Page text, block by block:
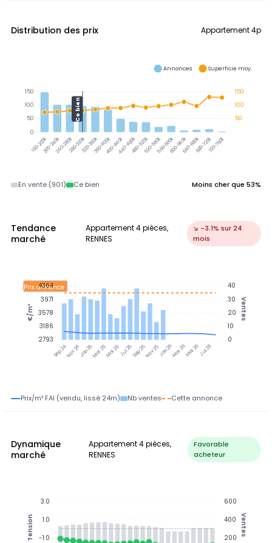
Distribution des prix Appartement 4p
160-200k200-240k240-280k280-320k320-360k360-400k400-440k440-480k480-520k520-560k560-600k600-640k640-680k680-720k720-760k
Ce bien
150
100
50
150
100
50
0
Annonces Superficie moy.
En vente (901) Ce bien Moins cher que 53%
Tendance
marché
Appartement 4 pièces,
RENNES
↘ -3.1% sur 24
mois
Sep 24Nov 24Jan 25Mar 25Mai 25Jul 25Sep 25Nov 25Jan 26Mar 26Mai 26Jul 26
Prix annonce
40
30
20
10
0
Ventes
4364
3971
3578
3186
2793
€/m²
Prix/m² FAI (vendu, lissé 24m) Nb ventes Cette annonce
Dynamique
marché
Appartement 4 pièces,
RENNES
Favorable
acheteur
600
400
200
Ventes
3.0
1.0
-1.0
Tension